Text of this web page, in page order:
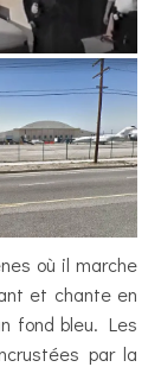
où il marche
et chante en
fond bleu. Les
par la